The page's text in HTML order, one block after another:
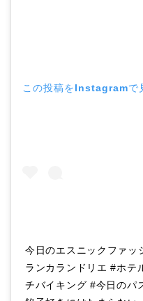
この投稿をInstagramで
今日のエスニックファッ
ランカランドリエ #ホテ
チバイキング #今日のパ